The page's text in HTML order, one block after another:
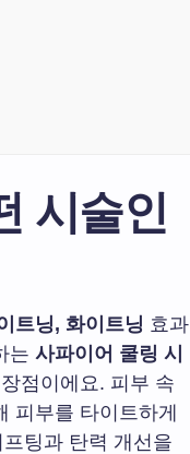
시술인
트닝, 화이트닝 효과
는 사파이어 쿨링 시
점이에요. 피부 속
피부를 타이트하게
팅과 탄력 개선을